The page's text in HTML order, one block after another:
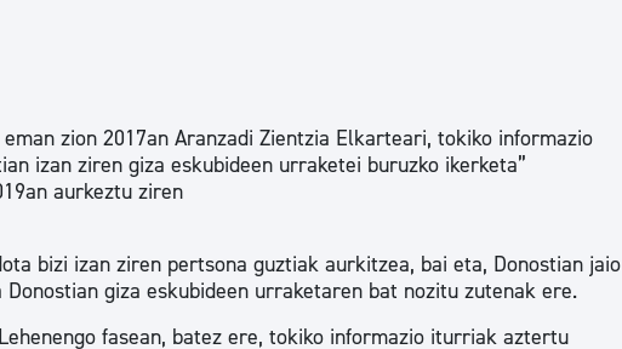
zion 2017an Aranzadi Zientzia Elkarteari, tokiko informazio
izan ziren giza eskubideen urraketei buruzko ikerketa”
aurkeztu ziren
bizi izan ziren pertsona guztiak aurkitzea, bai eta, Donostian jaio
giza eskubideen urraketaren bat nozitu zutenak ere.
fasean, batez ere, tokiko informazio iturriak aztertu